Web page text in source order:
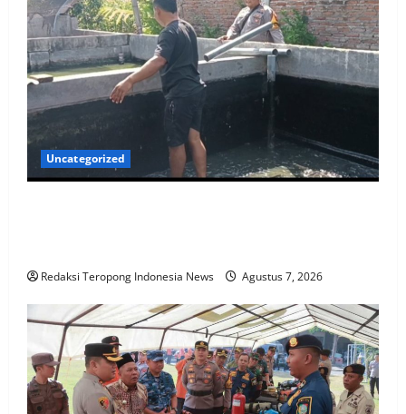
Uncategorized
Redaksi Teropong Indonesia News Agustus 7, 2026